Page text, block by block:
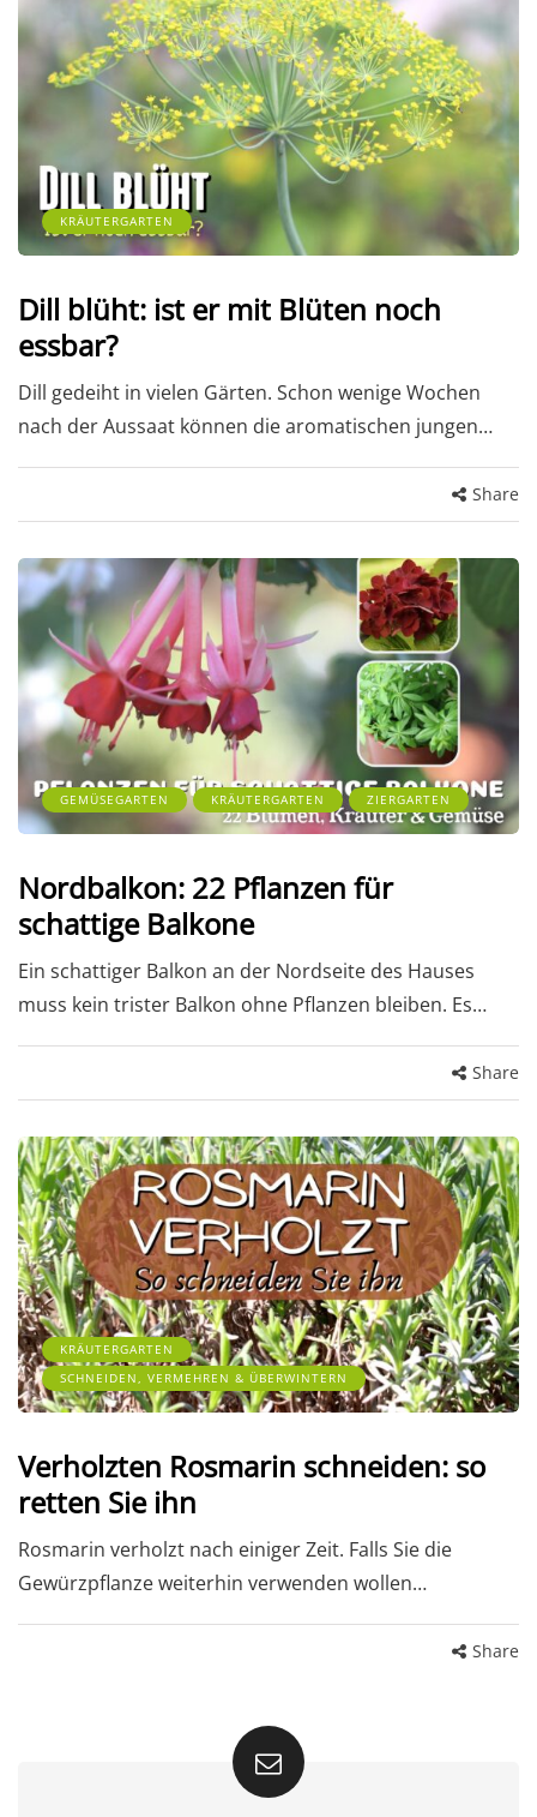
KRÄUTERGARTEN
Dill blüht: ist er mit Blüten noch
essbar?
Dill gedeiht in vielen Gärten. Schon wenige Wochen
nach der Aussaat können die aromatischen jungen…
Share
GEMÜSEGARTEN KRÄUTERGARTEN ZIERGARTEN
Nordbalkon: 22 Pflanzen für
schattige Balkone
Ein schattiger Balkon an der Nordseite des Hauses
muss kein trister Balkon ohne Pflanzen bleiben. Es…
Share
KRÄUTERGARTEN
SCHNEIDEN, VERMEHREN & ÜBERWINTERN
Verholzten Rosmarin schneiden: so
retten Sie ihn
Rosmarin verholzt nach einiger Zeit. Falls Sie die
Gewürzpflanze weiterhin verwenden wollen…
Share